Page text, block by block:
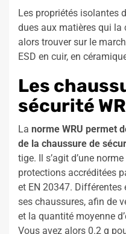
Les propriétés isolantes
dues aux matières qui la
alors trouver sur le
ESD en cuir, en
Les
sécurité
La norme WRU permet
de la chaussure de
tige. Il s’agit d’une
protections accréditées
et EN 20347. Différentes
ses chaussures, afin de
et la quantité moyenne
Vous avez alors 0.2 g